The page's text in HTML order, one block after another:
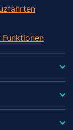
Funktionen